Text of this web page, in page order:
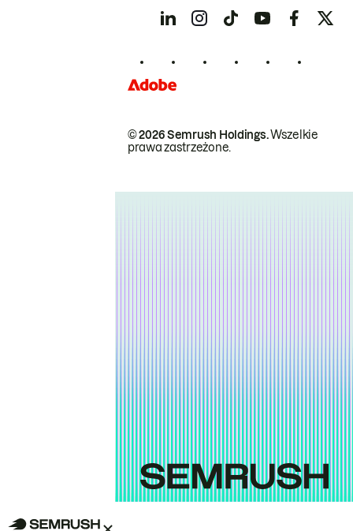
© 2026 Semrush Holdings.Wszelkie
prawa zastrzeżone.